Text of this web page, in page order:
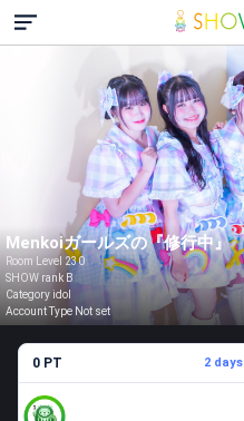
Menkoiガールズの『修行中』
Room Level 230
SHOW rank B
Category idol
Account Type Not set
0 PT 2 days